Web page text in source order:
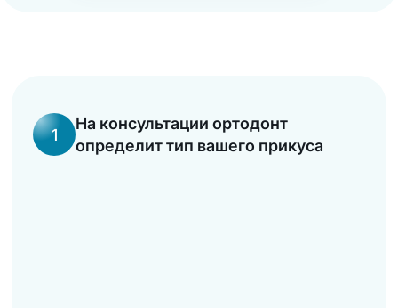
1
На консультации ортодонт
определит тип вашего прикуса